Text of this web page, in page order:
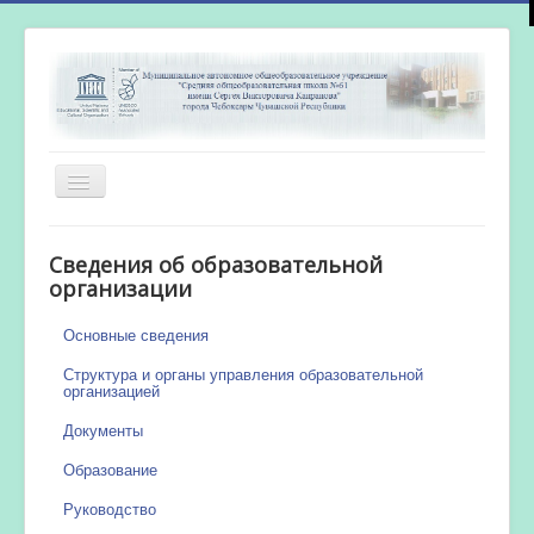
Включить/
выключить
Новости
Сведения об образовательной
организации
Основные сведения
Структура и органы управления образовательной
организацией
Документы
Образование
Руководство